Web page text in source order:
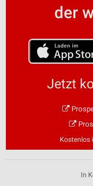
der
Jetzt
Kostenlos
In